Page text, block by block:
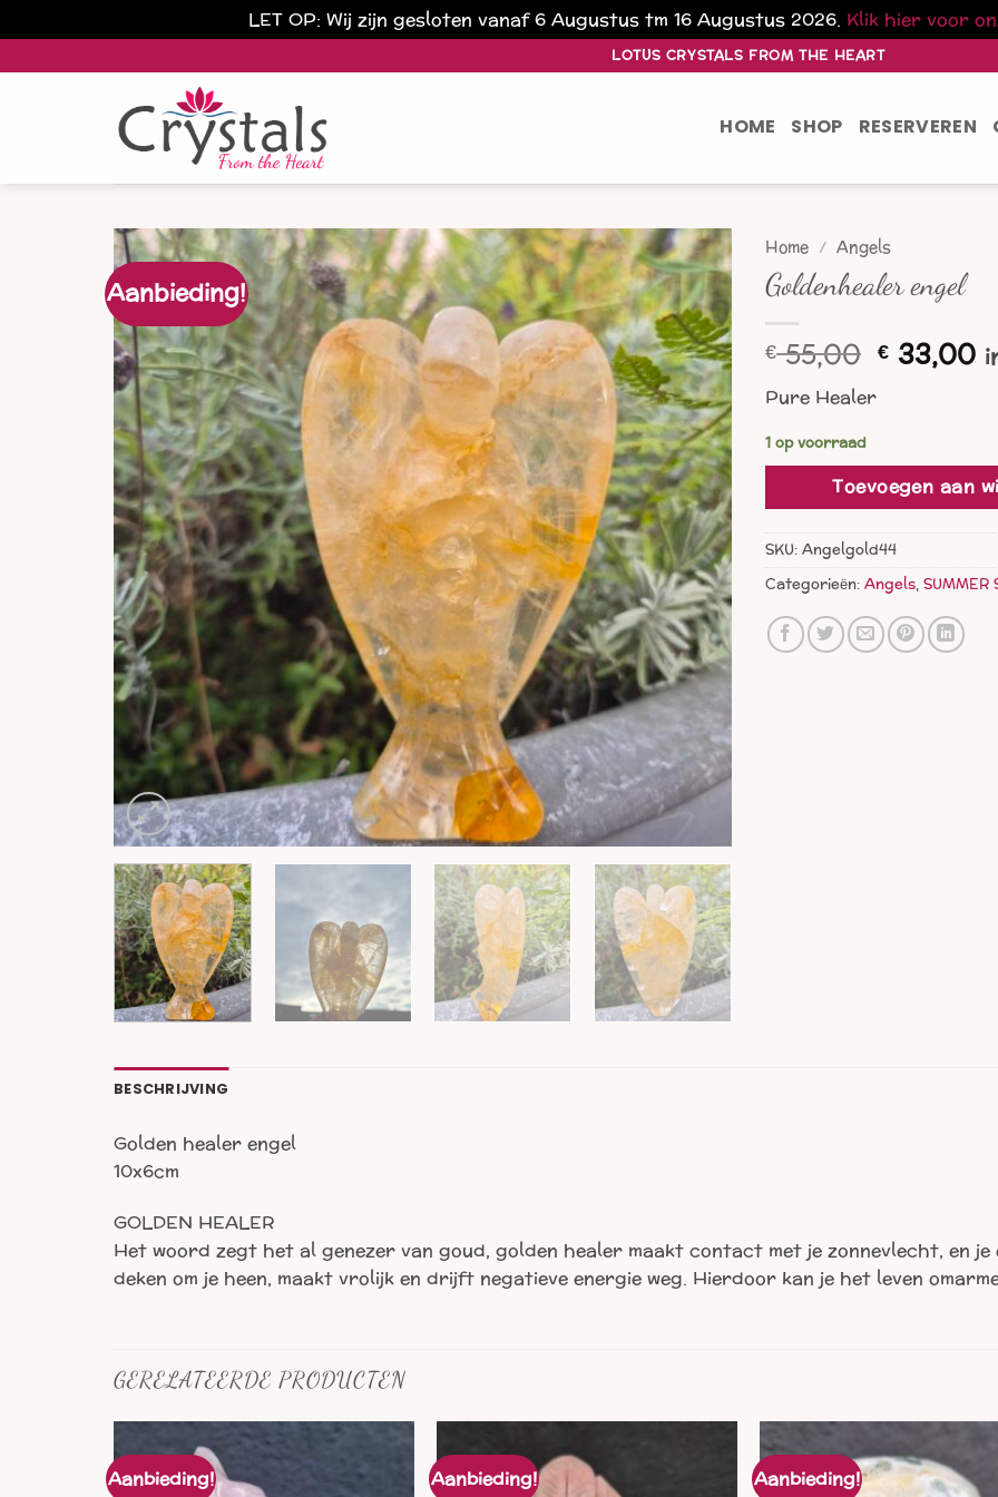
LET OP: Wij zijn gesloten vanaf 6 Augustus tm 16 Augustus 2026. Klik hier voor
naar
LOTUS CRYSTALS FROM THE HEART
HOME SHOP RESERVEREN
Aanbieding!
Home / Angels
Goldenhealer engel
€55,00
prijs
€ 33,00
Pure Healer
1 op voorraad
Toevoegen aan
SKU:Angelgold44
Categorieën:Angels,SUMMER
BESCHRIJVING
Golden healer engel
10x6cm
GOLDEN HEALER
Het woord zegt het al genezer van goud, golden healer maakt contact met je zonnevlecht, en je
deken om je heen, maakt vrolijk en drijft negatieve energie weg. Hierdoor kan je het leven
GERELATEERDE PRODUCTEN
Aanbieding! Aanbieding! Aanbieding!